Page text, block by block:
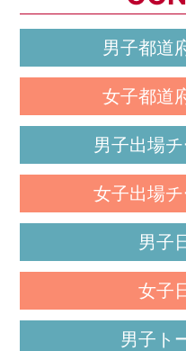
男子都道
女子都道
男子出場
女子出場
男子
女子
男子ト